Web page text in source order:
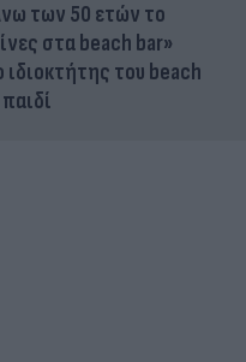
των 50 ετών το
στα beach bar»
του beach